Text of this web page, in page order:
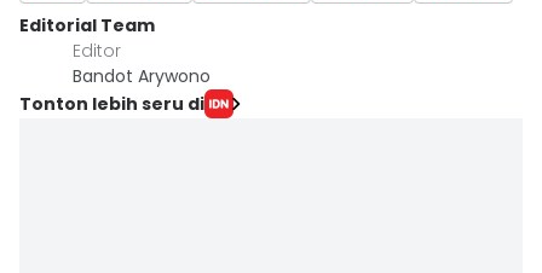
Editorial Team
Editor
Bandot Arywono
Tonton lebih seru di